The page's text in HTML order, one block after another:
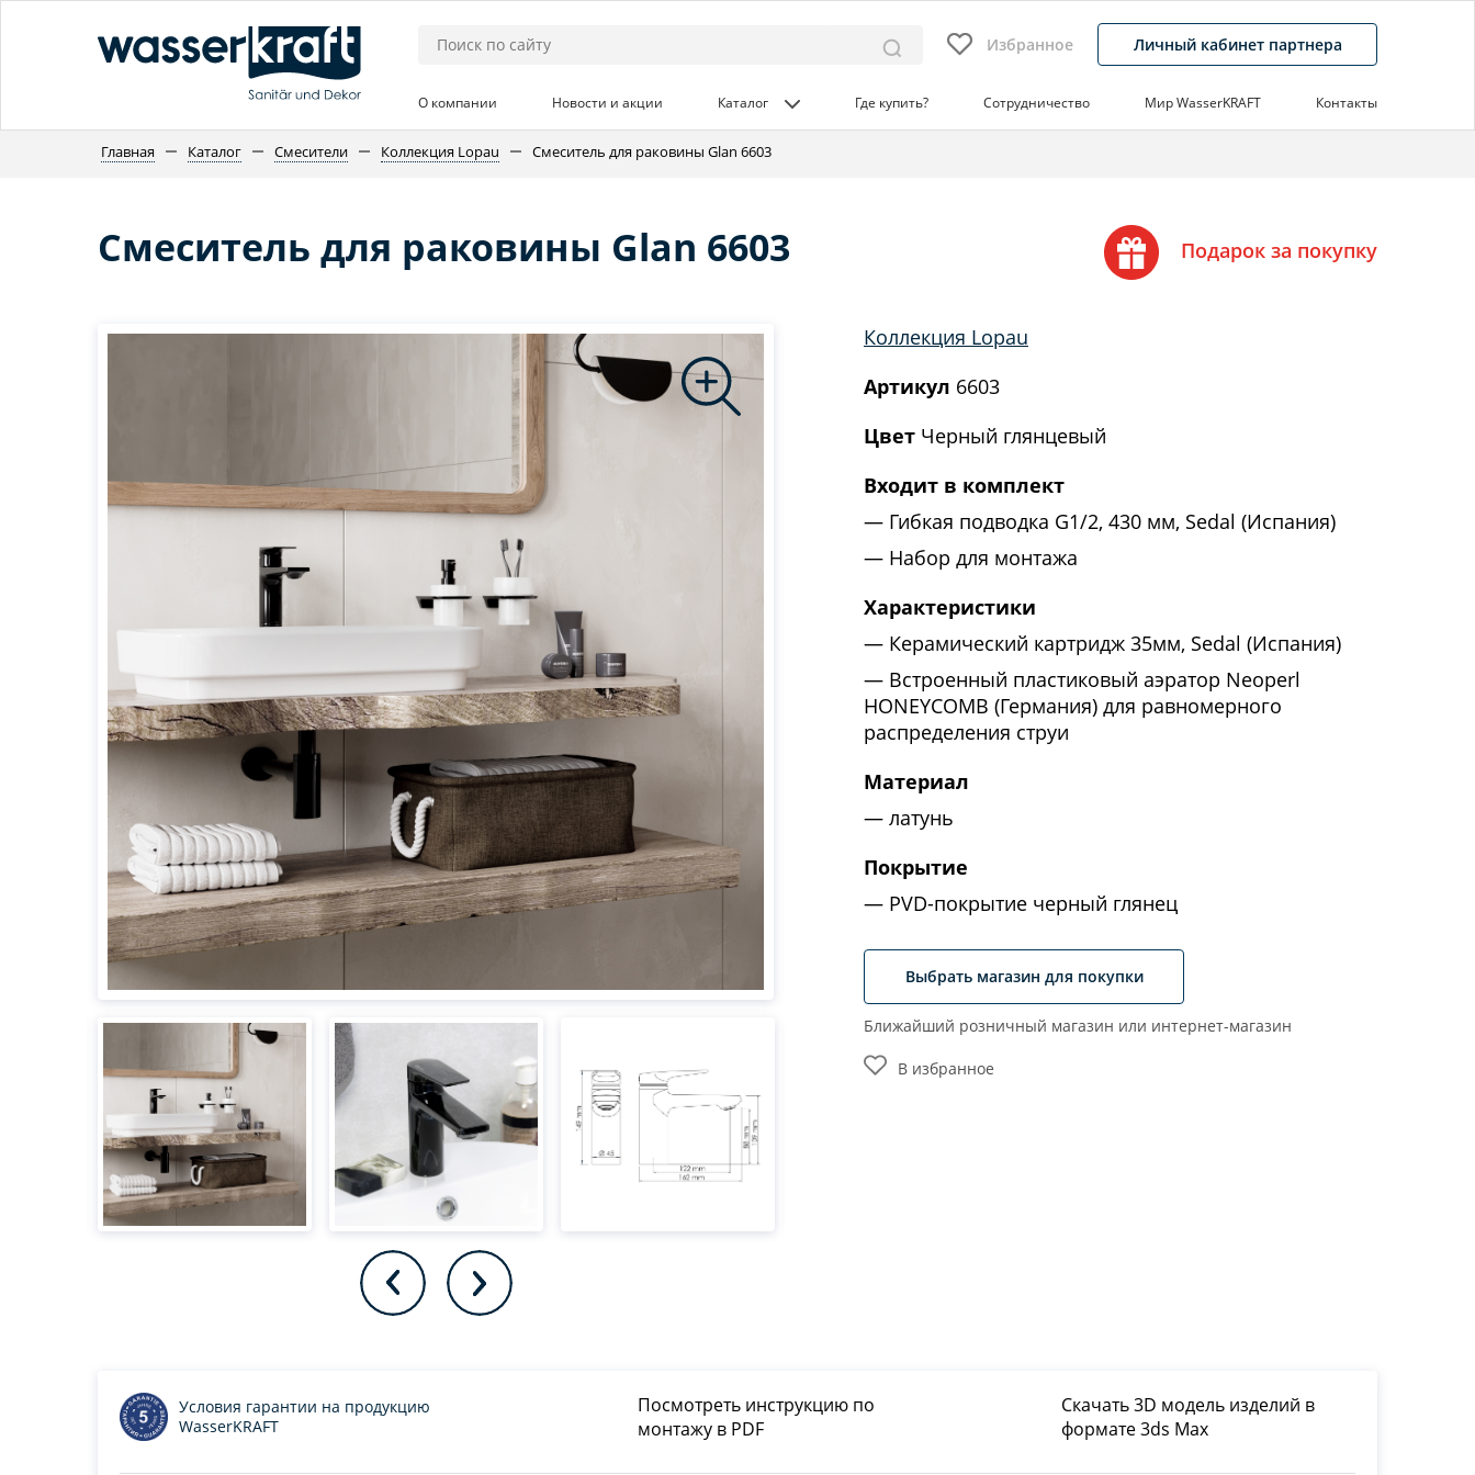
Избранное Личный кабинет партнера
О компании Новости и акции Каталог Где купить? Сотрудничество Мир WasserKRAFT Контакты
Главная Каталог Смесители Коллекция Lopau Смеситель для раковины Glan 6603
Смеситель для раковины Glan 6603 Подарок за покупку
Коллекция Lopau
Артикул 6603
Цвет Черный глянцевый
Входит в комплект
Гибкая подводка G1/2, 430 мм, Sedal (Испания)
Набор для монтажа
Характеристики
Керамический картридж 35мм, Sedal (Испания)
Встроенный пластиковый аэратор Neoperl
HONEYCOMB (Германия) для равномерного
распределения струи
Материал
латунь
Покрытие
PVD-покрытие черный глянец
Выбрать магазин для покупки
Ближайший розничный магазин или интернет-магазин
В избранное
Посмотреть инструкцию по
монтажу в PDF
Скачать 3D модель изделий в
формате 3ds Max
Условия гарантии на продукцию
WasserKRAFT